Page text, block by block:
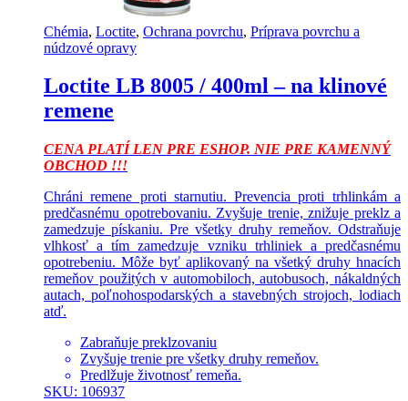
Chémia, Loctite, Ochrana povrchu, Príprava povrchu a
núdzové opravy
Loctite LB 8005 / 400ml – na klinové
remene
CENA PLATÍ LEN PRE ESHOP. NIE PRE KAMENNÝ
OBCHOD !!!
Chráni remene proti starnutiu. Prevencia proti trhlinkám a
predčasnému opotrebovaniu. Zvyšuje trenie, znižuje preklz a
zamedzuje pískaniu. Pre všetky druhy remeňov. Odstraňuje
vlhkosť a tím zamedzuje vzniku trhliniek a predčasnému
opotrebeniu. Môže byť aplikovaný na všetký druhy hnacích
remeňov použitých v automobiloch, autobusoch, nákaldných
autach, poľnohospodarských a stavebných strojoch, lodiach
atď.
Zabraňuje preklzovaniu
Zvyšuje trenie pre všetky druhy remeňov.
Predlžuje životnosť remeňa.
SKU: 106937